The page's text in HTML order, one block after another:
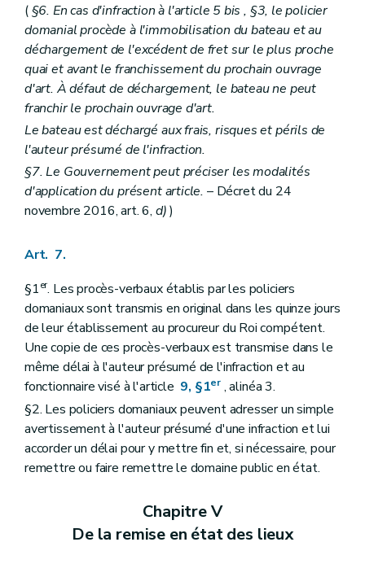
( §6. En cas d'infraction à l'article 5bis , §3, le policier
domanial procède à l'immobilisation du bateau et au
déchargement de l'excédent de fret sur le plus proche
quai et avant le franchissement du prochain ouvrage
d'art. À défaut de déchargement, le bateau ne peut
franchir le prochain ouvrage d'art.
Le bateau est déchargé aux frais, risques et périls de
l'auteur présumé de l'infraction.
§7. Le Gouvernement peut préciser les modalités
d'application du présent article. – Décret du 24
novembre 2016, art. 6, d))
Art. 7.
§1er. Les procès-verbaux établis par les policiers
domaniaux sont transmis en original dans les quinze jours
de leur établissement au procureur du Roi compétent.
Une copie de ces procès-verbaux est transmise dans le
même délai à l'auteur présumé de l'infraction et au
fonctionnaire visé à l'article 9, §1er , alinéa 3.
§2. Les policiers domaniaux peuvent adresser un simple
avertissement à l'auteur présumé d'une infraction et lui
accorder un délai pour y mettre fin et, si nécessaire, pour
remettre ou faire remettre le domaine public en état.
Chapitre V
De la remise en état des lieux